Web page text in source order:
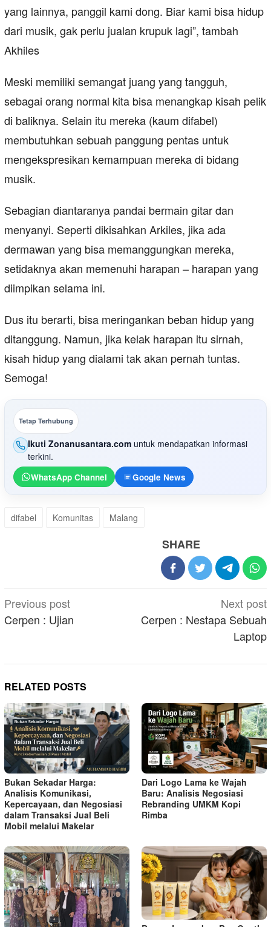
yang lainnya, panggil kami dong. Biar kami bisa hidup
dari musik, gak perlu jualan krupuk lagi”, tambah
Akhiles
Meski memiliki semangat juang yang tangguh,
sebagai orang normal kita bisa menangkap kisah pelik
di baliknya. Selain itu mereka (kaum difabel)
membutuhkan sebuah panggung pentas untuk
mengekspresikan kemampuan mereka di bidang
musik.
Sebagian diantaranya pandai bermain gitar dan
menyanyi. Seperti dikisahkan Arkiles, jika ada
dermawan yang bisa memanggungkan mereka,
setidaknya akan memenuhi harapan – harapan yang
diimpikan selama ini.
Dus itu berarti, bisa meringankan beban hidup yang
ditanggung. Namun, jika kelak harapan itu sirnah,
kisah hidup yang dialami tak akan pernah tuntas.
Semoga!
Tetap Terhubung
Ikuti Zonanusantara.com untuk mendapatkan informasi
terkini.
WhatsApp Channel Google News
difabel Komunitas Malang
SHARE
Post
navigation
Previous post
Cerpen : Ujian
Next post
Cerpen : Nestapa Sebuah
Laptop
RELATED POSTS
Bukan Sekadar Harga:
Analisis Komunikasi,
Kepercayaan, dan Negosiasi
dalam Transaksi Jual Beli
Mobil melalui Makelar
Dari Logo Lama ke Wajah
Baru: Analisis Negosiasi
Rebranding UMKM Kopi
Rimba